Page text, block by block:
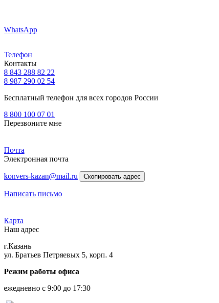
WhatsApp
Телефон
Контакты
8 843 288 82 22
8 987 290 02 54
Бесплатный телефон для всех городов России
8 800 100 07 01
Перезвоните мне
Почта
Электронная почта
konvers-kazan@mail.ru Скопировать адрес
Написать письмо
Карта
Наш адрес
г.Казань
ул. Братьев Петряевых 5, корп. 4
Режим работы офиса
ежедневно с 9:00 до 17:30